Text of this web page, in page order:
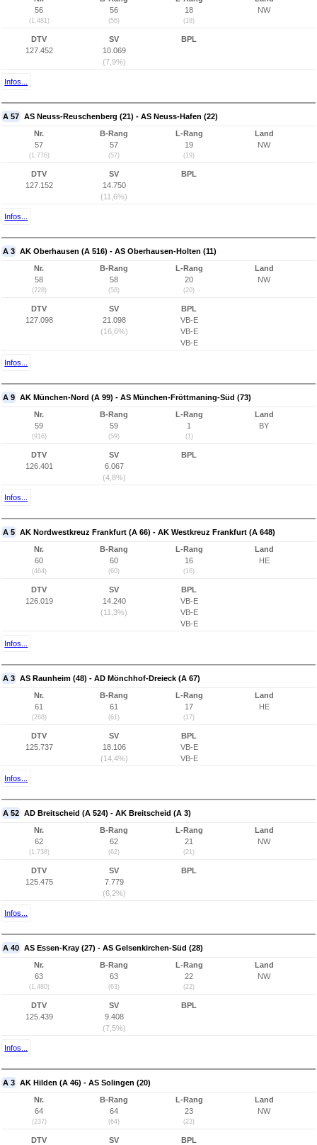
56
(1.481)
56
(56)
18
(18)
NW
DTV
127.452
SV
10.069
(7,9%)
BPL
Infos...
A 57 AS Neuss-Reuschenberg (21) - AS Neuss-Hafen (22)
Nr.
57
(1.776)
B-Rang
57
(57)
L-Rang
19
(19)
Land
NW
DTV
127.152
SV
14.750
(11,6%)
BPL
Infos...
A 3 AK Oberhausen (A 516) - AS Oberhausen-Holten (11)
Nr.
58
(228)
B-Rang
58
(58)
L-Rang
20
(20)
Land
NW
DTV
127.098
SV
21.098
(16,6%)
BPL
VB-E
VB-E
VB-E
Infos...
A 9 AK München-Nord (A 99) - AS München-Fröttmaning-Süd (73)
Nr.
59
(916)
B-Rang
59
(59)
L-Rang
1
(1)
Land
BY
DTV
126.401
SV
6.067
(4,8%)
BPL
Infos...
A 5 AK Nordwestkreuz Frankfurt (A 66) - AK Westkreuz Frankfurt (A 648)
Nr.
60
(464)
B-Rang
60
(60)
L-Rang
16
(16)
Land
HE
DTV
126.019
SV
14.240
(11,3%)
BPL
VB-E
VB-E
VB-E
Infos...
A 3 AS Raunheim (48) - AD Mönchhof-Dreieck (A 67)
Nr.
61
(268)
B-Rang
61
(61)
L-Rang
17
(17)
Land
HE
DTV
125.737
SV
18.106
(14,4%)
BPL
VB-E
VB-E
Infos...
A 52 AD Breitscheid (A 524) - AK Breitscheid (A 3)
Nr.
62
(1.738)
B-Rang
62
(62)
L-Rang
21
(21)
Land
NW
DTV
125.475
SV
7.779
(6,2%)
BPL
Infos...
A 40 AS Essen-Kray (27) - AS Gelsenkirchen-Süd (28)
Nr.
63
(1.480)
B-Rang
63
(63)
L-Rang
22
(22)
Land
NW
DTV
125.439
SV
9.408
(7,5%)
BPL
Infos...
A 3 AK Hilden (A 46) - AS Solingen (20)
Nr.
64
(237)
B-Rang
64
(64)
L-Rang
23
(23)
Land
NW
DTV
SV
BPL